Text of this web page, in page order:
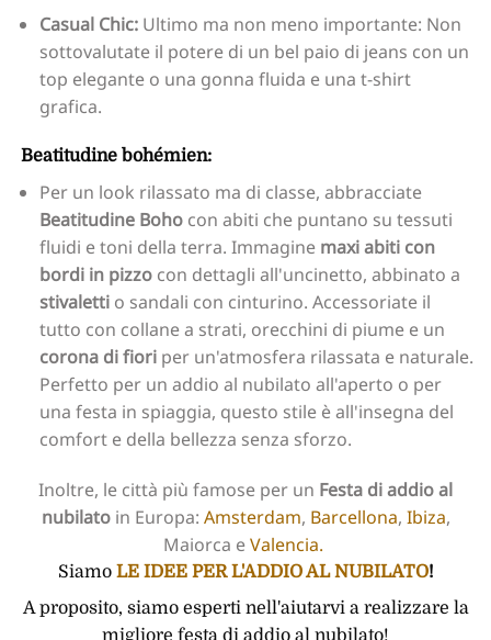
Casual Chic:Ultimo ma non meno importante: Non
sottovalutate il potere di un bel paio di jeans con un
top elegante o una gonna fluida e una t-shirt
grafica.
Beatitudine bohémien:
Per un look rilassato ma di classe, abbracciate
Beatitudine Bohocon abiti che puntano su tessuti
fluidi e toni della terra. Immagine maxi abiti con
bordi in pizzocon dettagli all'uncinetto, abbinato a
stivalettio sandali con cinturino. Accessoriate il
tutto con collane a strati, orecchini di piume e un
corona di fioriper un'atmosfera rilassata e naturale.
Perfetto per un addio al nubilato all'aperto o per
una festa in spiaggia, questo stile è all'insegna del
comfort e della bellezza senza sforzo.
Inoltre, le città più famose per un Festa di addio al
nubilatoin Europa: Amsterdam, Barcellona, Ibiza,
Maiorca eValencia.
Siamo LE IDEE PER L'ADDIO AL NUBILATO!
A proposito, siamo esperti nell'aiutarvi a realizzare la
migliore festa di addio al nubilato!